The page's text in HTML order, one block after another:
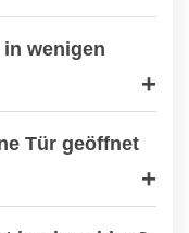
wenigen
Tür geöffnet